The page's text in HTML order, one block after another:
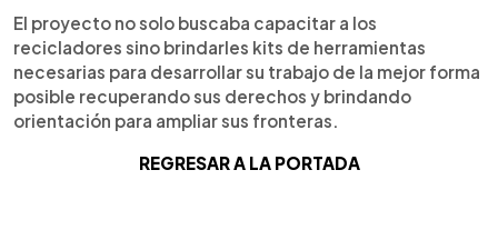
El proyecto no solo buscaba capacitar a los
recicladores sino brindarles kits de herramientas
necesarias para desarrollar su trabajo de la mejor forma
posible recuperando sus derechos y brindando
orientación para ampliar sus fronteras.
REGRESAR A LA PORTADA